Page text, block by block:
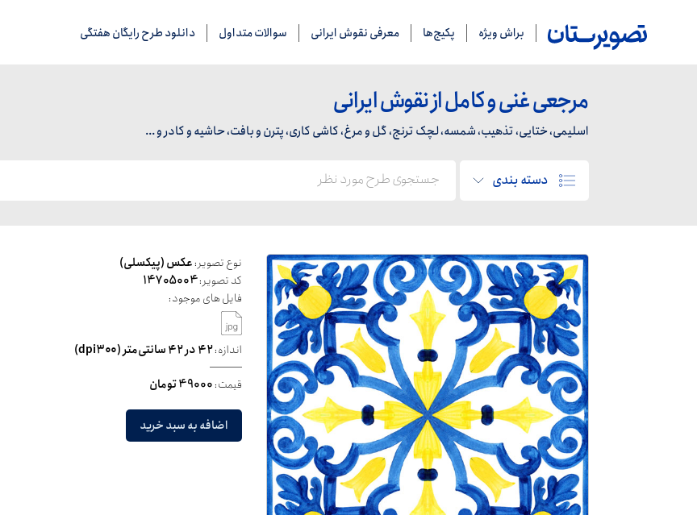
براش ویژه پکیج‌ها معرفی نقوش ایرانی سوالات متداول دانلود طرح رایگان هفتگی
مرجعی غنی و کامل از نقوش ایرانی
اسلیمی، ختایی، تذهیب، شمسه، لچک ترنج، گل و مرغ، کاشی کاری، پترن و بافت، حاشیه و کادر و ...
دسته بندی
نوع تصویر:عکس (پیکسلی)
کد تصویر:14705004
فایل های موجود:
اندازه:۴۲ در ۴۲ سانتی‌متر (dpi۳۰۰)
قیمت:49000 تومان
اضافه به سبد خرید